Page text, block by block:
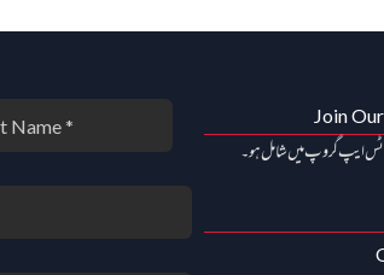
Join
ایپ گروپ میں شامل ہو۔